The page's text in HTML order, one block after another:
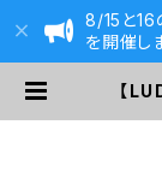
8/15と16
を開催し
【